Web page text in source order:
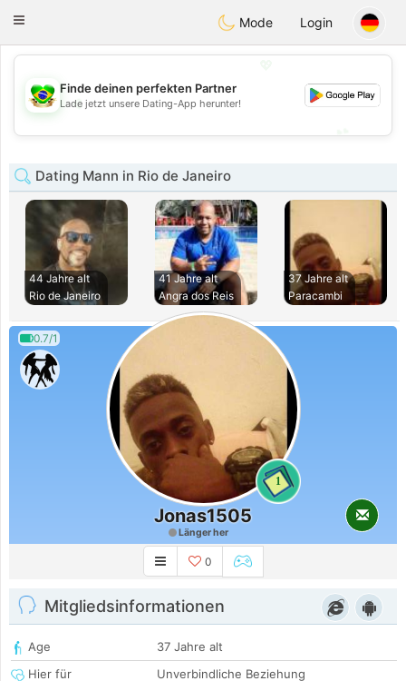
Conversar
Toggle
Mode Login
💖
💕
Finde deinen perfekten Partner
Lade jetzt unsere Dating-App herunter!
Dating Mann in Rio de Janeiro
44 Jahre alt
Rio de Janeiro
41 Jahre alt
Angra dos Reis
37 Jahre alt
Paracambi
0.7/1
1
Jonas1505
Länger her
0
Mitgliedsinformationen
Age
37 Jahre alt
Hier für
Unverbindliche Beziehung